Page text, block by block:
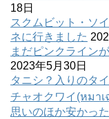
18日
スクムビット・ソ
ネに行きました
まだピンクライン
2023年5月30日
タニシ？入りのタ
チャオクワイ(หมา
思いのほか安かっ